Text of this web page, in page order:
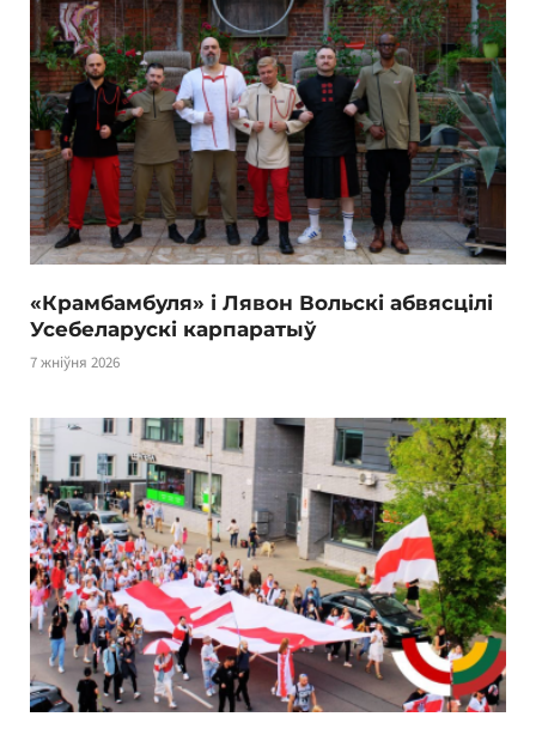
«Крамбамбуля» і Лявон Вольскі абвясцілі
Усебеларускі карпаратыў
7 жніўня 2026